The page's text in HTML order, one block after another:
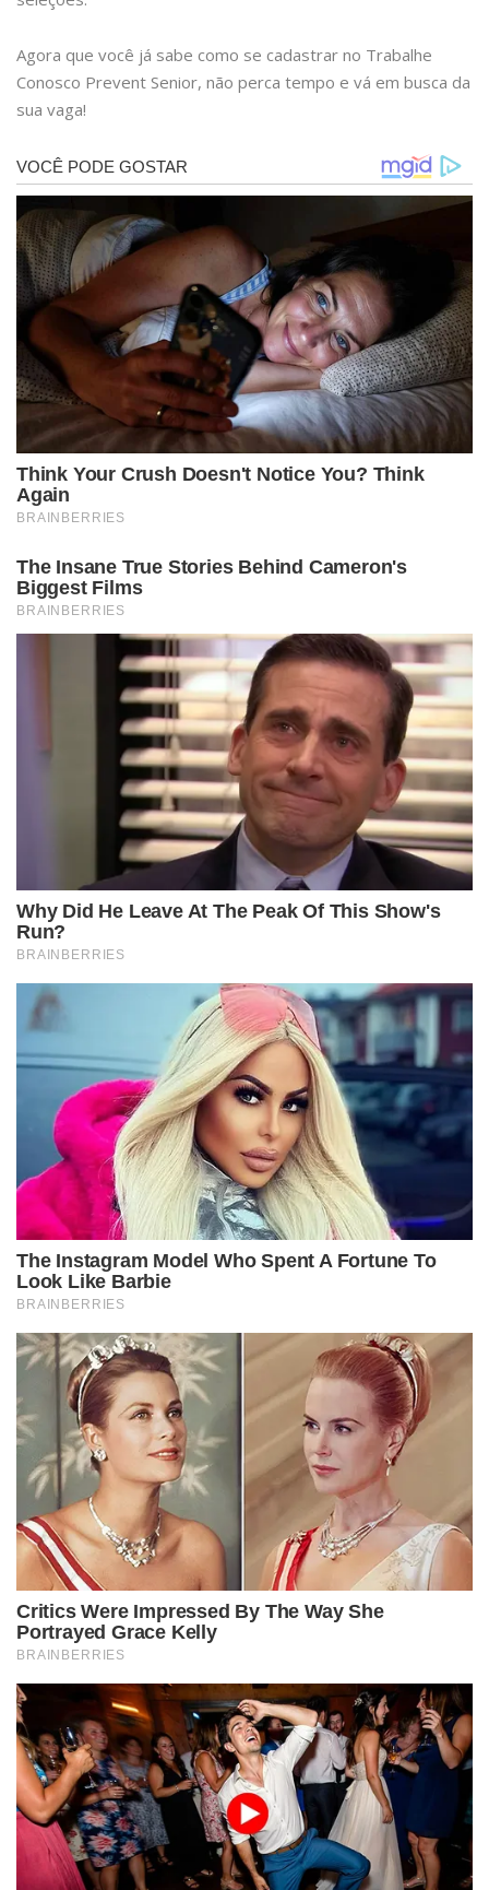
Agora que você já sabe como se cadastrar no Trabalhe
Conosco Prevent Senior, não perca tempo e vá em busca da
sua vaga!